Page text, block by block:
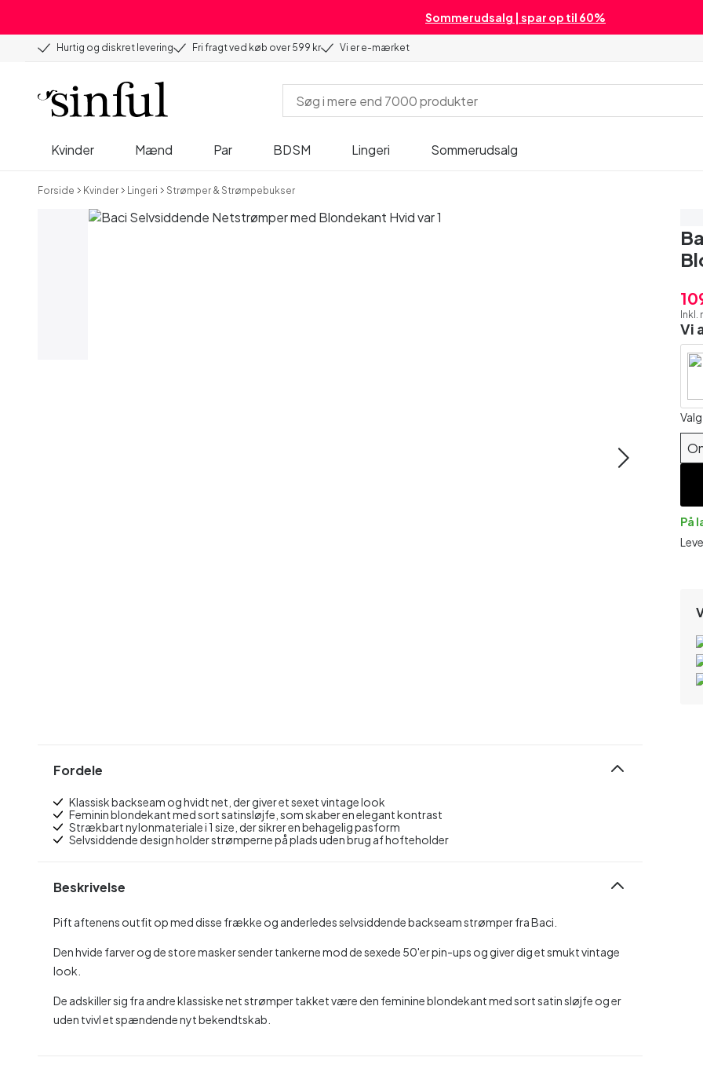
Sommerudsalg | spar op til 60%
Hurtig og diskret levering Fri fragt ved køb over 599 kr Vi er e-mærket
Kvinder Mænd Par BDSM Lingeri Sommerudsalg
Forside Kvinder Lingeri Strømper & Strømpebukser
Inkl.
Vi
På
Fordele
Klassisk backseam og hvidt net, der giver et sexet vintage look
Feminin blondekant med sort satinsløjfe, som skaber en elegant kontrast
Strækbart nylonmateriale i 1 size, der sikrer en behagelig pasform
Selvsiddende design holder strømperne på plads uden brug af hofteholder
Beskrivelse
Pift aftenens outfit op med disse frække og anderledes selvsiddende backseam strømper fra Baci.
Den hvide farver og de store masker sender tankerne mod de sexede 50'er pin-ups og giver dig et smukt vintage
look.
De adskiller sig fra andre klassiske net strømper takket være den feminine blondekant med sort satin sløjfe og er
uden tvivl et spændende nyt bekendtskab.